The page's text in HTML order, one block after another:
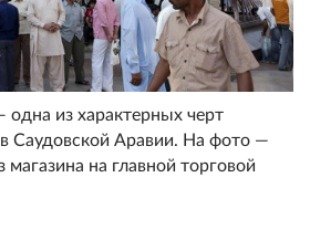
одна из характерных черт
Саудовской Аравии. На фото —
на главной торговой